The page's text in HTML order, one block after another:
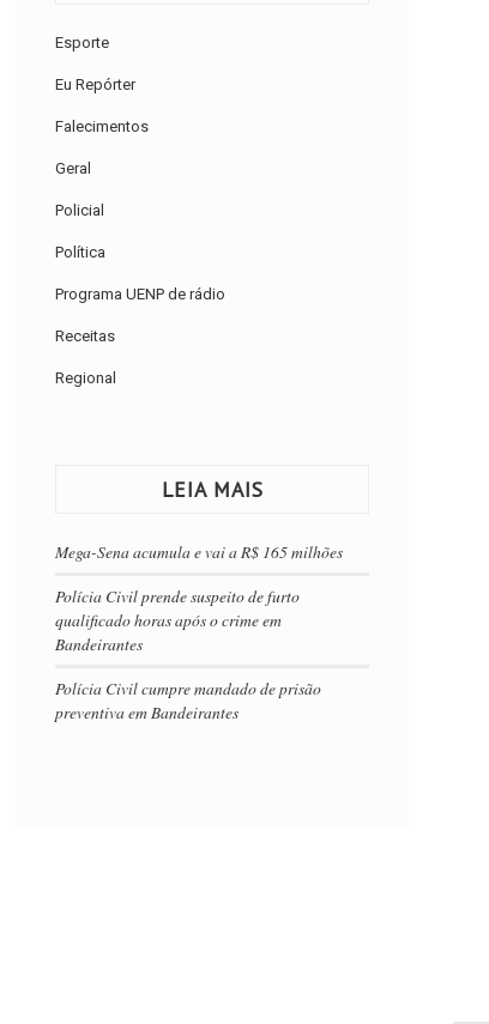
Esporte
Eu Repórter
Falecimentos
Geral
Policial
Política
Programa UENP de rádio
Receitas
Regional
LEIA MAIS
Mega-Sena acumula e vai a R$ 165 milhões
Polícia Civil prende suspeito de furto
qualificado horas após o crime em
Bandeirantes
Polícia Civil cumpre mandado de prisão
preventiva em Bandeirantes